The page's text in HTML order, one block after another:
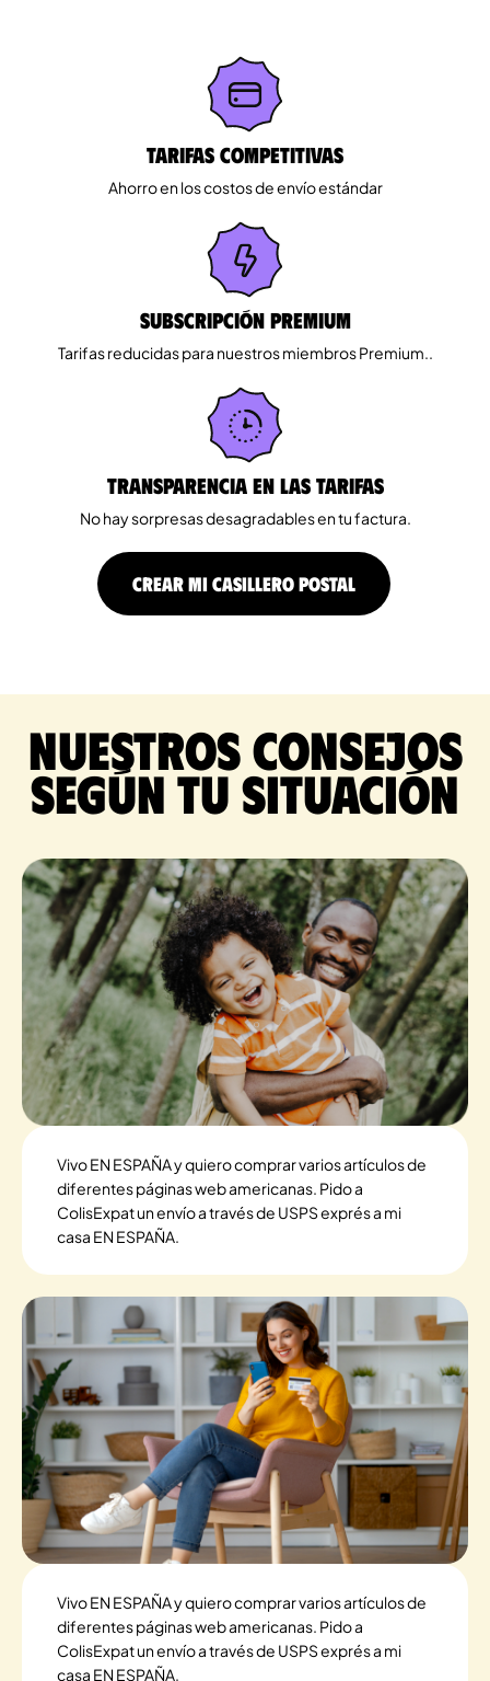
Tarifas competitivas
Ahorro en los costos de envío estándar
Subscripción Premium
Tarifas reducidas para nuestros miembros Premium..
Transparencia en las tarifas
No hay sorpresas desagradables en tu factura.
CREAR MI CASILLERO POSTAL
Nuestros consejos
según tu situación
Vivo EN ESPAÑA y quiero comprar varios artículos de
diferentes páginas web americanas. Pido a
ColisExpat un envío a través de USPS exprés a mi
casa EN ESPAÑA.
Vivo EN ESPAÑA y quiero comprar varios artículos de
diferentes páginas web americanas. Pido a
ColisExpat un envío a través de USPS exprés a mi
casa EN ESPAÑA.